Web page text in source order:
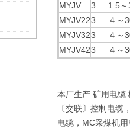
MYJV
3
1.5
MYJV223
４～
MYJV323
４～
MYJV423 ４～
本厂生产 矿用电缆
〔交联〕控制电
电缆，MC采煤机